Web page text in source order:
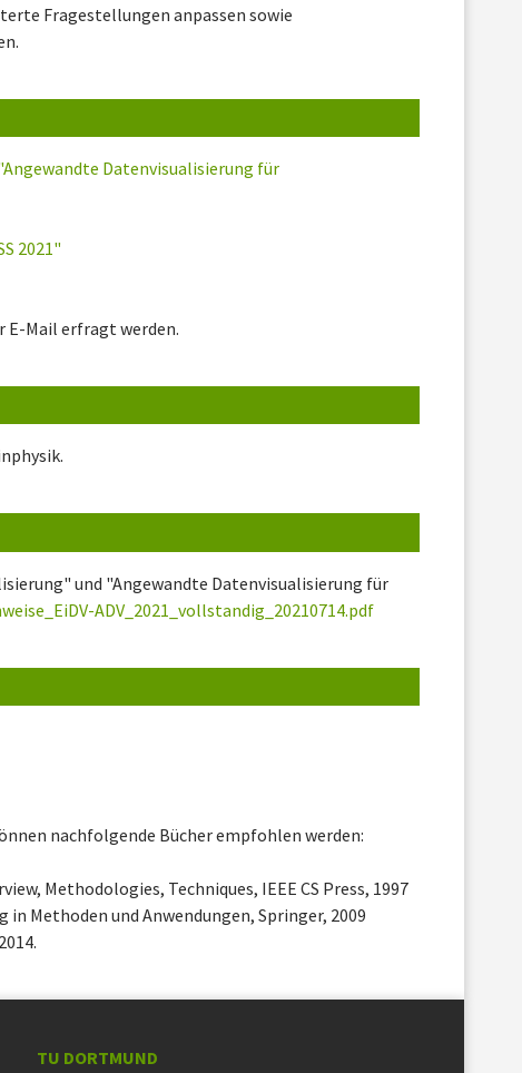
Fragestellungen anpassen sowie
Datenvisualisierung für
2021"
E-Mail erfragt werden.
und "Angewandte Datenvisualisierung für
ADV_2021_vollstandig_20210714.pdf
nachfolgende Bücher empfohlen werden:
Methodologies, Techniques, IEEE CS Press, 1997
Methoden und Anwendungen, Springer, 2009
TU DORTMUND